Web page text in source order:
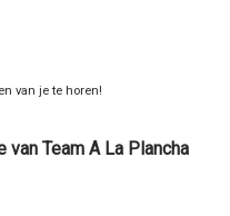
van je te horen!
van Team A La Plancha